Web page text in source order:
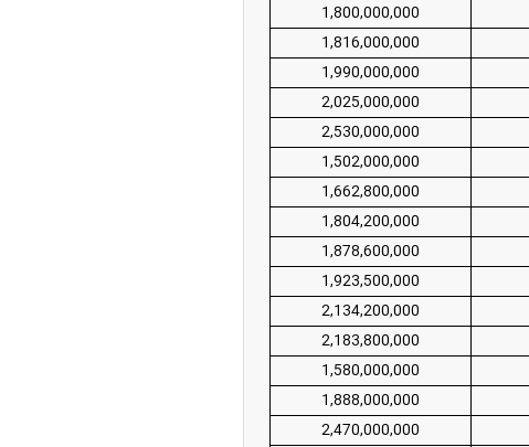
1,800,000,000
1,816,000,000
1,990,000,000
2,025,000,000
2,530,000,000
1,502,000,000
1,662,800,000
1,804,200,000
1,878,600,000
1,923,500,000
2,134,200,000
2,183,800,000
1,580,000,000
1,888,000,000
2,470,000,000
منطقه آزاد تهران؛ مناظره
را تحت تأثیر قرار داد
چین از بمب افکن H-۶N با موشک هسته‌ای
رونمایی کرد